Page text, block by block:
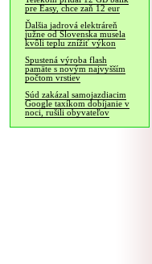
pre Easy, chce zaň 12 eur
Ďalšia jadrová elektráreň
južne od Slovenska musela
kvôli teplu znížiť výkon
Spustená výroba flash
pamäte s novým najvyšším
počtom vrstiev
Súd zakázal samojazdiacim
Google taxíkom dobíjanie v
noci, rušili obyvateľov